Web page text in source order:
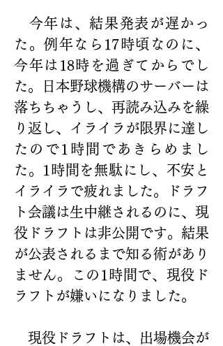
今年は、結果発表が遅かっ
た。例年なら17時頃なのに、
今年は18時を過ぎてからでし
た。日本野球機構のサーバーは
落ちちゃうし、再読み込みを繰
り返し、イライラが限界に達し
たので1時間であきらめまし
た。1時間を無駄にし、不安と
イライラで疲れました。ドラフ
ト会議は生中継されるのに、現
役ドラフトは非公開です。結果
が公表されるまで知る術があり
ません。この1時間で、現役ド
ラフトが嫌いになりました。
現役ドラフトは、出場機会が